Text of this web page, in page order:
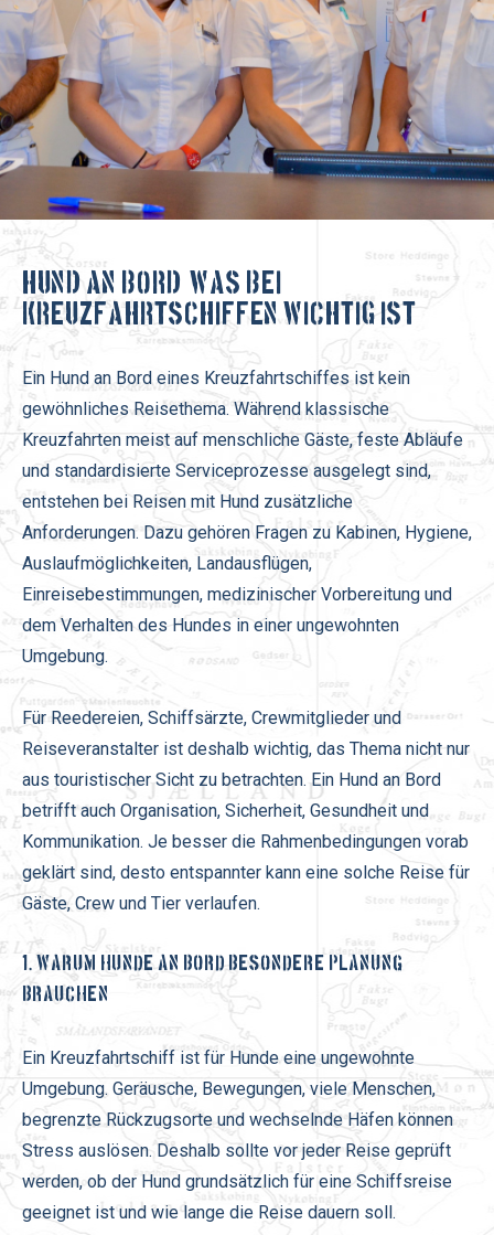
Hund an Bord: Was bei
Kreuzfahrtschiffen wichtig ist
Ein Hund an Bord eines Kreuzfahrtschiffes ist kein
gewöhnliches Reisethema. Während klassische
Kreuzfahrten meist auf menschliche Gäste, feste Abläufe
und standardisierte Serviceprozesse ausgelegt sind,
entstehen bei Reisen mit Hund zusätzliche
Anforderungen. Dazu gehören Fragen zu Kabinen, Hygiene,
Auslaufmöglichkeiten, Landausflügen,
Einreisebestimmungen, medizinischer Vorbereitung und
dem Verhalten des Hundes in einer ungewohnten
Umgebung.
Für Reedereien, Schiffsärzte, Crewmitglieder und
Reiseveranstalter ist deshalb wichtig, das Thema nicht nur
aus touristischer Sicht zu betrachten. Ein Hund an Bord
betrifft auch Organisation, Sicherheit, Gesundheit und
Kommunikation. Je besser die Rahmenbedingungen vorab
geklärt sind, desto entspannter kann eine solche Reise für
Gäste, Crew und Tier verlaufen.
1. WARUM HUNDE AN BORD BESONDERE PLANUNG
BRAUCHEN
Ein Kreuzfahrtschiff ist für Hunde eine ungewohnte
Umgebung. Geräusche, Bewegungen, viele Menschen,
begrenzte Rückzugsorte und wechselnde Häfen können
Stress auslösen. Deshalb sollte vor jeder Reise geprüft
werden, ob der Hund grundsätzlich für eine Schiffsreise
geeignet ist und wie lange die Reise dauern soll.